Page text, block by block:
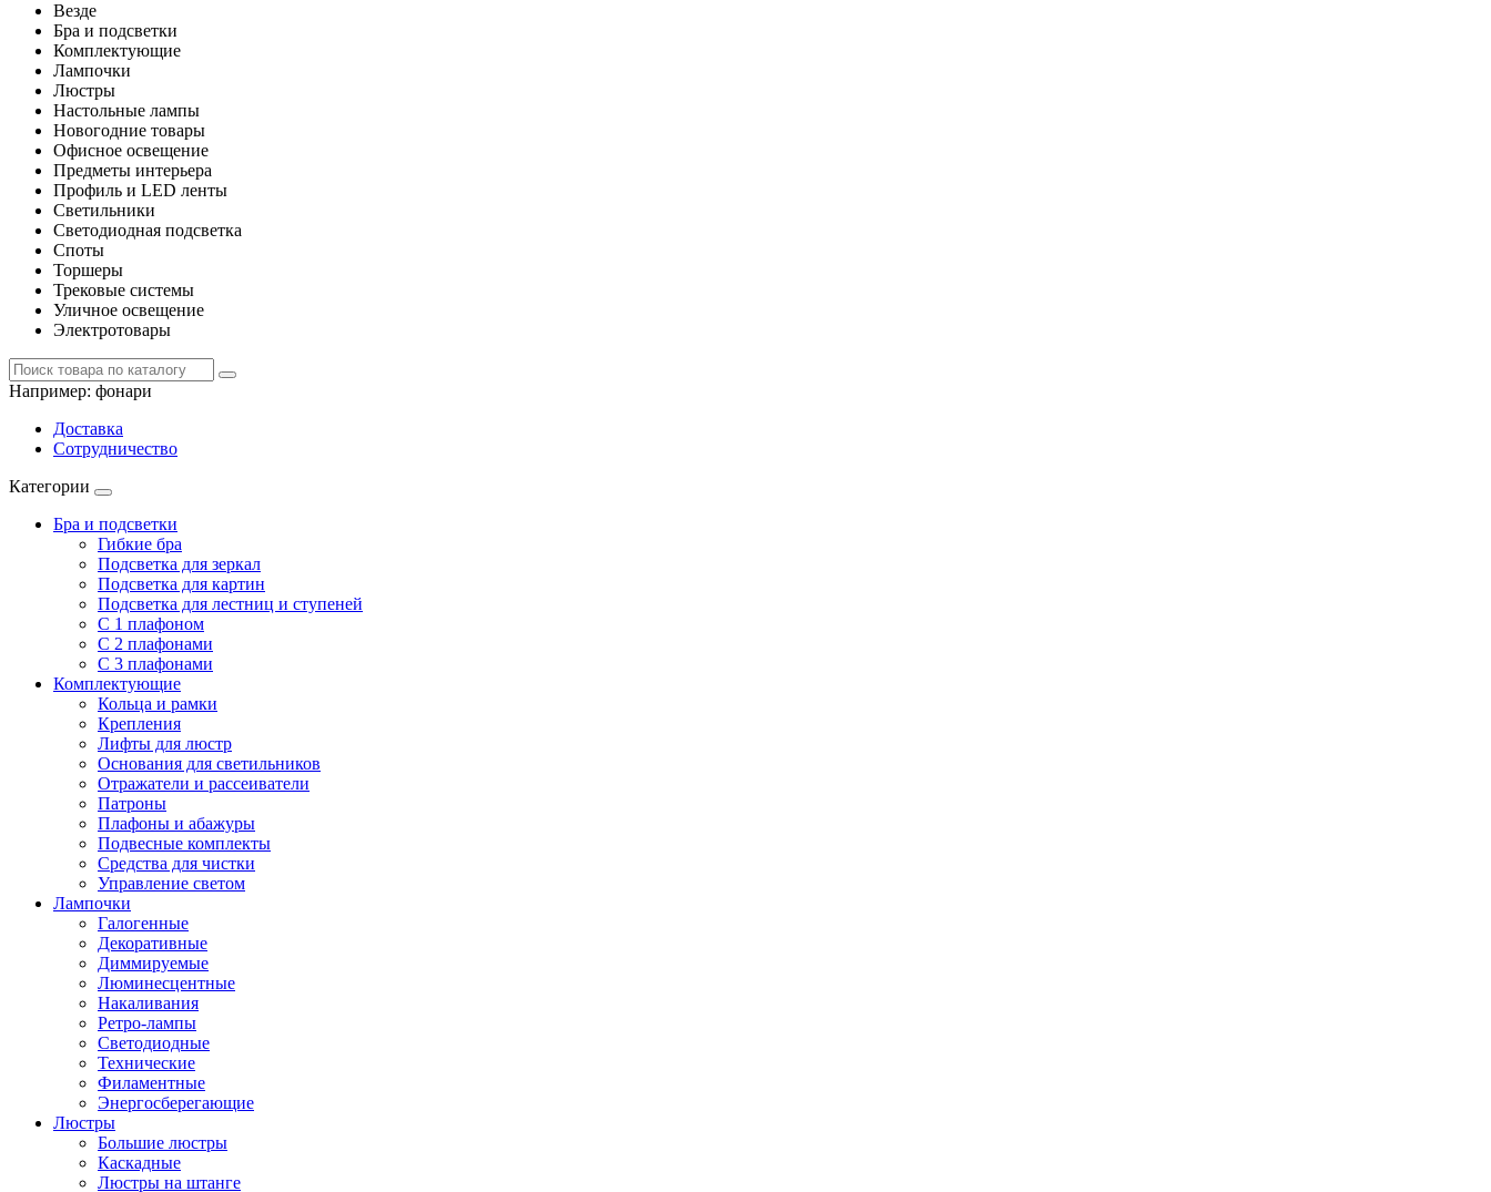
Везде
Бра и подсветки
Комплектующие
Лампочки
Люстры
Настольные лампы
Новогодние товары
Офисное освещение
Предметы интерьера
Профиль и LED ленты
Светильники
Светодиодная подсветка
Споты
Торшеры
Трековые системы
Уличное освещение
Электротовары
Например: фонари
Доставка
Сотрудничество
Категории
Бра и подсветки
Гибкие бра
Подсветка для зеркал
Подсветка для картин
Подсветка для лестниц и ступеней
С 1 плафоном
С 2 плафонами
С 3 плафонами
Комплектующие
Кольца и рамки
Крепления
Лифты для люстр
Основания для светильников
Отражатели и рассеиватели
Патроны
Плафоны и абажуры
Подвесные комплекты
Средства для чистки
Управление светом
Лампочки
Галогенные
Декоративные
Диммируемые
Люминесцентные
Накаливания
Ретро-лампы
Светодиодные
Технические
Филаментные
Энергосберегающие
Люстры
Большие люстры
Каскадные
Люстры на штанге